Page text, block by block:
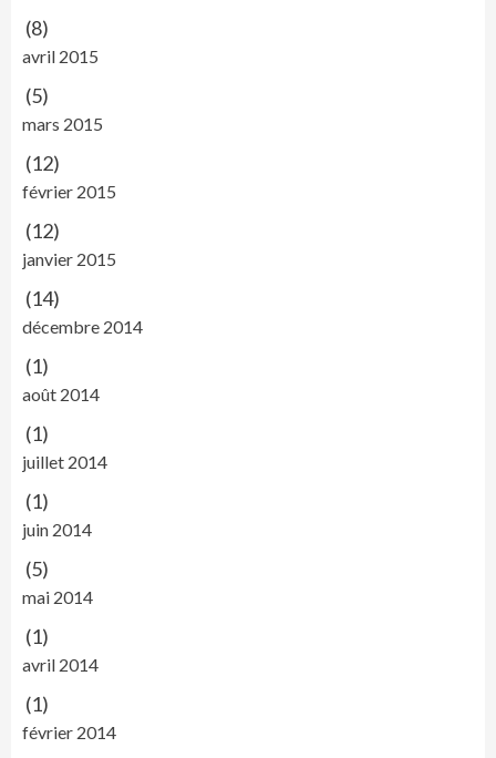
(8)
avril 2015
(5)
mars 2015
(12)
février 2015
(12)
janvier 2015
(14)
décembre 2014
(1)
août 2014
(1)
juillet 2014
(1)
juin 2014
(5)
mai 2014
(1)
avril 2014
(1)
février 2014